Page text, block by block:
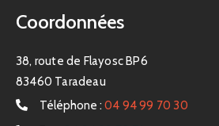
Coordonnées
38, route de Flayosc BP6
83460 Taradeau
Téléphone : 04 94 99 70 30